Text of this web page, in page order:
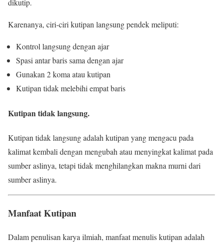
dikutip.
Karenanya, ciri-ciri kutipan langsung pendek meliputi:
Kontrol langsung dengan ajar
Spasi antar baris sama dengan ajar
Gunakan 2 koma atau kutipan
Kutipan tidak melebihi empat baris
Kutipan tidak langsung.
Kutipan tidak langsung adalah kutipan yang mengacu pada
kalimat kembali dengan mengubah atau menyingkat kalimat pada
sumber aslinya, tetapi tidak menghilangkan makna murni dari
sumber aslinya.
Manfaat Kutipan
Dalam penulisan karya ilmiah, manfaat menulis kutipan adalah